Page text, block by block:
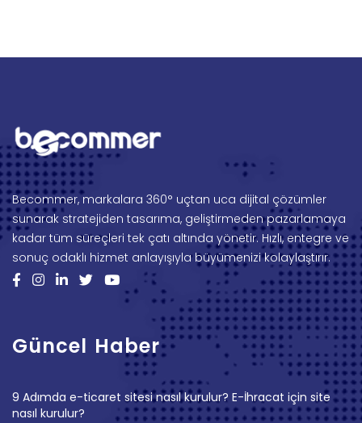
Becommer, markalara 360° uçtan uca dijital çözümler
sunarak stratejiden tasarıma, geliştirmeden pazarlamaya
kadar tüm süreçleri tek çatı altında yönetir. Hızlı, entegre ve
sonuç odaklı hizmet anlayışıyla büyümenizi kolaylaştırır.
Güncel Haber
9 Adımda e-ticaret sitesi nasıl kurulur? E-İhracat için site
nasıl kurulur?